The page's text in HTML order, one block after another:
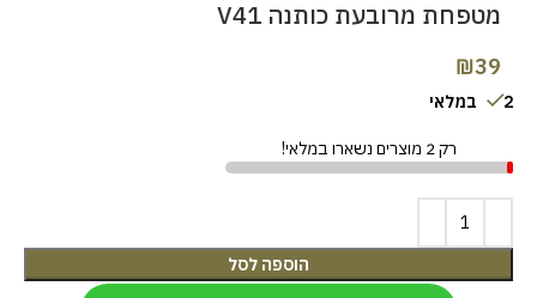
מטפחת מרובעת כותנה V41
₪39
2 במלאי
רק 2 מוצרים נשארו במלאי!
הוספה לסל